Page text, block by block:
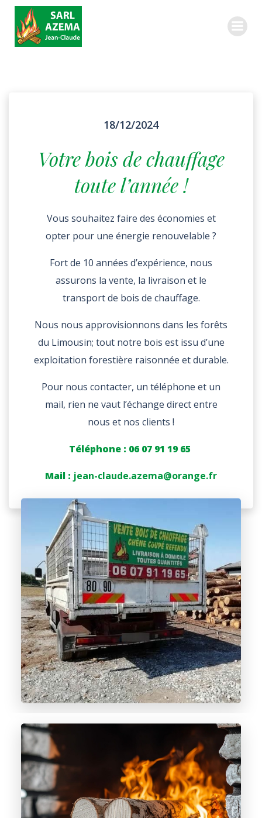
18/12/2024
Votre bois de chauffage
toute l’année !
Vous souhaitez faire des économies et
opter pour une énergie renouvelable ?
Fort de 10 années d’expérience, nous
assurons la vente, la livraison et le
transport de bois de chauffage.
Nous nous approvisionnons dans les forêts
du Limousin; tout notre bois est issu d’une
exploitation forestière raisonnée et durable.
Pour nous contacter, un téléphone et un
mail, rien ne vaut l’échange direct entre
nous et nos clients !
Téléphone : 06 07 91 19 65
Mail : jean-claude.azema@orange.fr